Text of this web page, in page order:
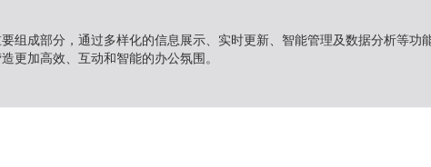
组成部分，通过多样化的信息展示、实时更新、智能管理及数据分析等
更加高效、互动和智能的办公氛围。